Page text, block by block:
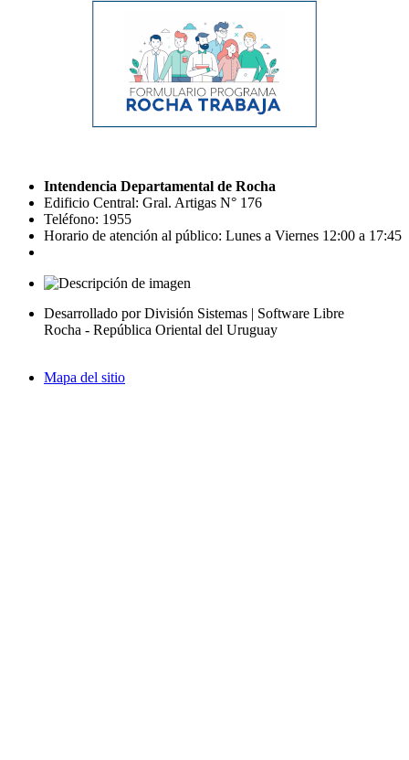
Intendencia Departamental de Rocha
Edificio Central: Gral. Artigas N° 176
Teléfono: 1955
Horario de atención al público: Lunes a Viernes 12:00 a 17:45
Desarrollado por División Sistemas | Software Libre
Rocha - República Oriental del Uruguay
Mapa del sitio